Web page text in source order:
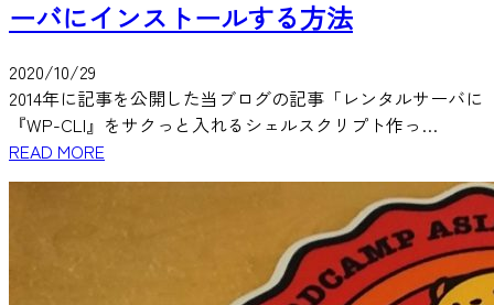
ーバにインストールする方法
2020/10/29
2014年に記事を公開した当ブログの記事「レンタルサーバに
『WP-CLI』をサクっと入れるシェルスクリプト作っ…
READ MORE